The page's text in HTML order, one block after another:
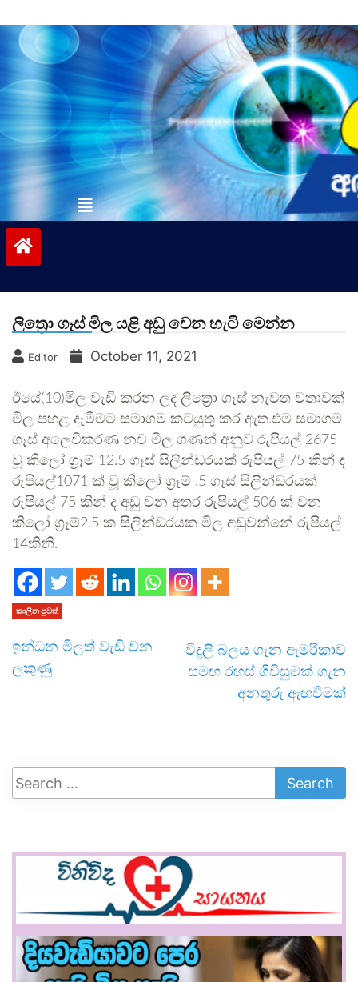
to
contentvinivida.lk
ලිත්‍රො ගෑස් මිල යළි අඩු වෙන හැටි මෙන්න
Editor October 11, 2021
ඊයේ(10)මිල වැඩි කරන ලද ලිත්‍රො ගෑස් නැවත වතාවක්
මිල පහළ දැමීමට සමාගම කටයුතු කර ඇත.එම සමාගම
ගෑස් අලෙවිකරණ නව මිල ගණන් අනුව රුපියල් 2675
වූ කිලෝ ග්‍රෑම් 12.5 ගෑස් සිලින්ඩරයක් රුපියල් 75 කින් ද
රුපියල්1071 ක් වූ කිලෝ ග්‍රෑම් .5 ගෑස් සිලින්ඩරයක්
රුපියල් 75 කින් ද අඩු වන අතර රුපියල් 506 ක් වන
කිලෝ ග්‍රෑම්2.5 ක සිලින්ඩරයක මිල අඩුවන්නේ රුපියල්
14කිනි.
කාලීන පුවත්
ඉන්ධන මිලත් වැඩි වන
ලකුණු
විදුලි බලය ගැන ඇමරිකාව
සමඟ රහස් ගිවිසුමක් ගැන
අනතුරු ඇඟවීමක්